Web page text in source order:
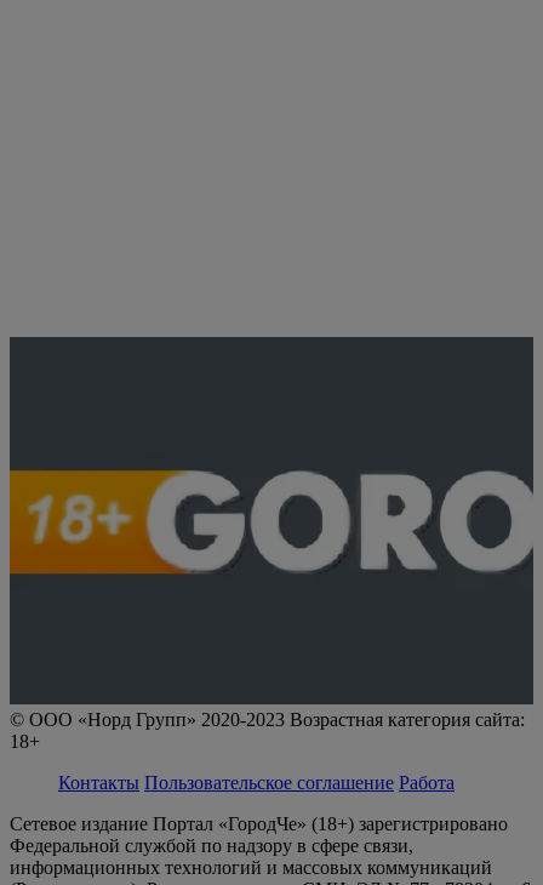
© ООО «Норд Групп» 2020-2023 Возрастная категория сайта:
18+
Контакты Пользовательское соглашение Работа
Сетевое издание Портал «ГородЧе» (18+) зарегистрировано
Федеральной службой по надзору в сфере связи,
информационных технологий и массовых коммуникаций